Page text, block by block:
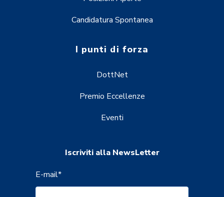
Candidatura Spontanea
I punti di forza
DottNet
Premio Eccellenze
Eventi
Iscriviti alla NewsLetter
E-mail*